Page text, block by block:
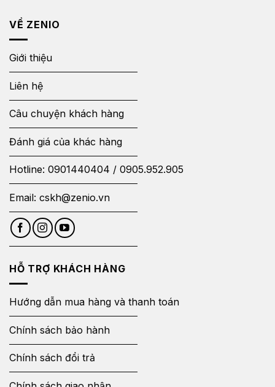
VỀ ZENIO
Giới thiệu
Liên hệ
Câu chuyện khách hàng
Đánh giá của khác hàng
Hotline: 0901440404 / 0905.952.905
Email: cskh@zenio.vn
HỖ TRỢ KHÁCH HÀNG
Hướng dẫn mua hàng và thanh toán
Chính sách bảo hành
Chính sách đổi trả